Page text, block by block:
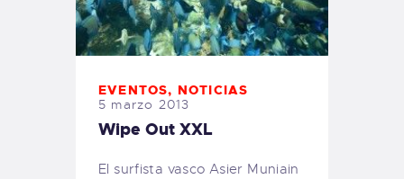
EVENTOS, NOTICIAS
5 marzo 2013
Wipe Out XXL
El surfista vasco Asier Muniain